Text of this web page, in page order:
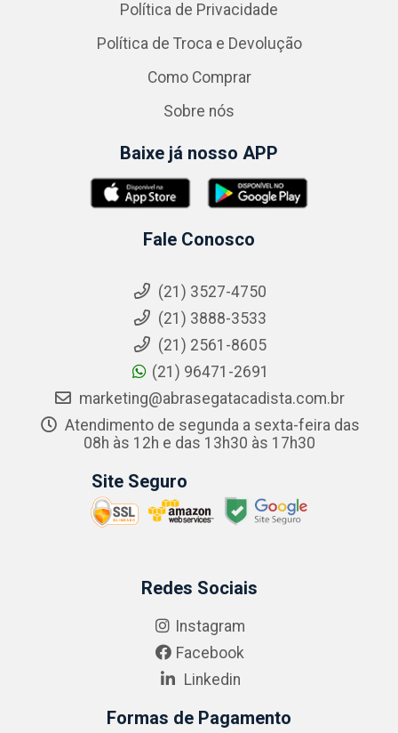
Política de Privacidade
Política de Troca e Devolução
Como Comprar
Sobre nós
Baixe já nosso APP
Fale Conosco
(21) 3527-4750
(21) 3888-3533
(21) 2561-8605
(21) 96471-2691
marketing@abrasegatacadista.com.br
Atendimento de segunda a sexta-feira das
08h às 12h e das 13h30 às 17h30
Site Seguro
Redes Sociais
Instagram
Facebook
Linkedin
Formas de Pagamento